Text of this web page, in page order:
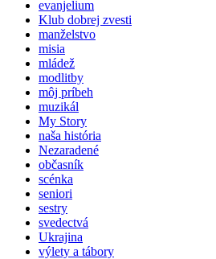
evanjelium
Klub dobrej zvesti
manželstvo
misia
mládež
modlitby
môj príbeh
muzikál
My Story
naša história
Nezaradené
občasník
scénka
seniori
sestry
svedectvá
Ukrajina
výlety a tábory